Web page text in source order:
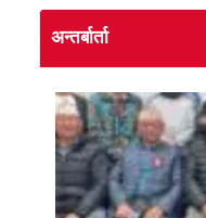
अन्तर्बार्ता